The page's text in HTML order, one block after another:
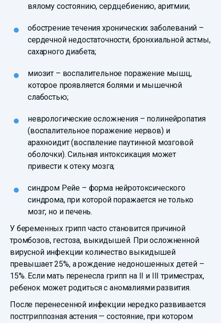
вялому состоянию, сердцебиению, аритмии;
обострение течения хронических заболеваний –
сердечной недостаточности, бронхиальной астмы,
сахарного диабета;
миозит – воспалительное поражение мышц,
которое проявляется болями и мышечной
слабостью;
неврологические осложнения – полинейропатия
(воспалительное поражение нервов) и
арахноидит (воспаление паутинной мозговой
оболочки). Сильная интоксикация может
привести к отеку мозга;
синдром Рейе – форма нейротоксического
синдрома, при которой поражается не только
мозг, но и печень.
У беременных грипп часто становится причиной
тромбозов, гестоза, выкидышей. При осложненной
вирусной инфекции количество выкидышей
превышает 25%, а рождение недоношенных детей –
15%. Если мать перенесла грипп на II и III триместрах,
ребенок может родиться с аномалиями развития.
После перенесенной инфекции нередко развивается
постгриппозная астения — состояние, при котором